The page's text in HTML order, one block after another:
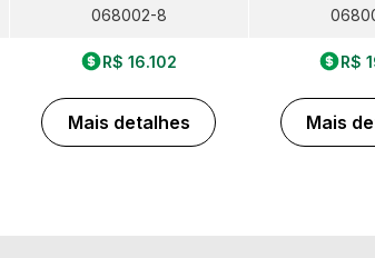
068002-8
R$ 16.102
Mais detalhes
R$
Mais